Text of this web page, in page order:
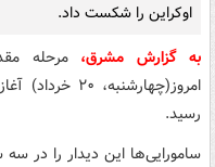
اوکراین را شکست داد.
به گزارش مشرق،
رسید.
سامورایی‌ها این دیدار را در